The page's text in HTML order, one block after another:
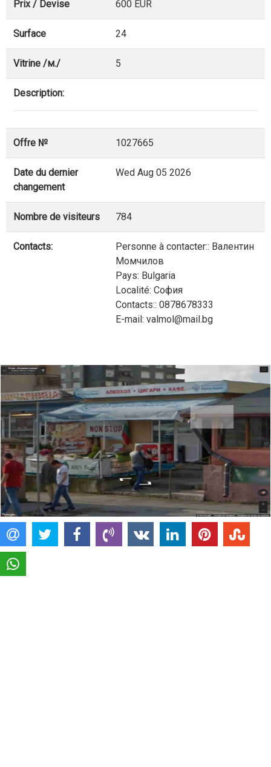
Prix / Devise 600 EUR
Surface 24
Vitrine /м./ 5
Description:
Offre № 1027665
Date du dernier
changement
Wed Aug 05 2026
Nombre de visiteurs 784
Contacts:
Personne à contacter:: Валентин
Момчилов
Pays: Bulgaria
Localité: София
Contacts:: 0878678333
E-mail: valmol@mail.bg